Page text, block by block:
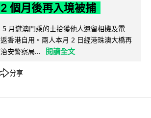
個月後再入境被捕
月遊澳門乘的士拾獲他人遺留相機及電
香港自用。兩人本月 2 日經港珠澳大橋再
安警察局...
閱讀全文
分享